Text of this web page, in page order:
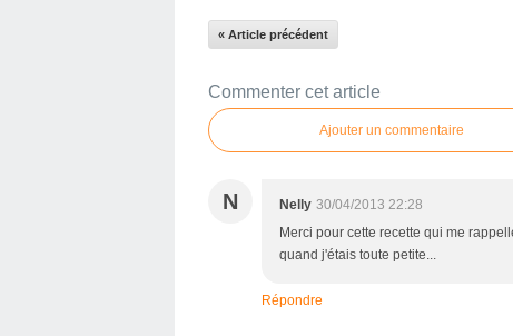
« Article précédent
Commenter cet article
Ajouter un commentaire
N Nelly 30/04/2013 22:28
Merci pour cette recette qui me
quand j'étais toute petite...
Répondre